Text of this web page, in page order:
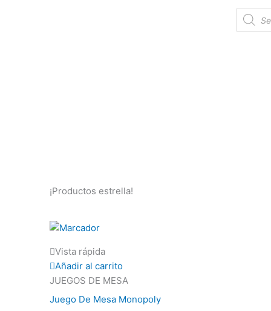
de
¡Productos estrella!
Vista rápida
Añadir al carrito
JUEGOS DE MESA
Juego De Mesa Monopoly